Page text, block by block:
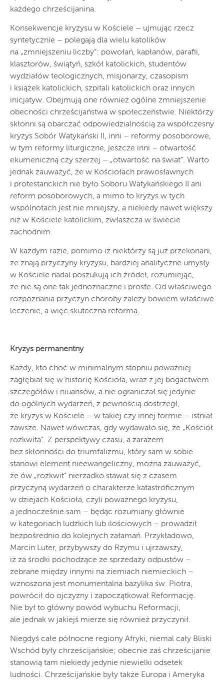
każdego chrześcijanina.
Konsekwencje kryzysu w Kościele – ujmując rzecz
syntetycznie – polegają dla wielu katolików
na „zmniejszeniu liczby”: powołań, kapłanów, parafii,
klasztorów, świątyń, szkół katolickich, studentów
wydziałów teologicznych, misjonarzy, czasopism
i książek katolickich, szpitali katolickich oraz innych
inicjatyw. Obejmują one również ogólne zmniejszenie
obecności chrześcijaństwa w społeczeństwie. Niektórzy
skłonni są obarczać odpowiedzialnością za współczesny
kryzys Sobór Watykański II, inni – reformy posoborowe,
w tym reformy liturgiczne, jeszcze inni – otwartość
ekumeniczną czy szerzej – „otwartość na świat”. Warto
jednak zauważyć, że w Kościołach prawosławnych
i protestanckich nie było Soboru Watykańskiego II ani
reform posoborowych, a mimo to kryzys w tych
wspólnotach jest nie mniejszy, a niekiedy nawet większy
niż w Kościele katolickim, zwłaszcza w świecie
zachodnim.
W każdym razie, pomimo iż niektórzy są już przekonani,
że znają przyczyny kryzysu, bardziej analityczne umysły
w Kościele nadal poszukują ich źródeł, rozumiejąc,
że nie są one tak jednoznaczne i proste. Od właściwego
rozpoznania przyczyn choroby zależy bowiem właściwe
leczenie, a więc skuteczna reforma.
Kryzys permanentny
Każdy, kto choć w minimalnym stopniu poważniej
zagłębiał się w historię Kościoła, wraz z jej bogactwem
szczegółów i niuansów, a nie ograniczał się jedynie
do ogólnych wydarzeń, z pewnością dostrzegł,
że kryzys w Kościele – w takiej czy innej formie – istniał
zawsze. Nawet wówczas, gdy wydawało się, że „Kościół
rozkwita”. Z perspektywy czasu, a zarazem
bez skłonności do triumfalizmu, który sam w sobie
stanowi element nieewangeliczny, można zauważyć,
że ów „rozkwit” nierzadko stawał się z czasem
przyczyną wydarzeń o charakterze katastroficznym
w dziejach Kościoła, czyli poważnego kryzysu,
a jednocześnie sam – będąc rozumiany głównie
w kategoriach ludzkich lub ilościowych – prowadził
bezpośrednio do kolejnych załamań. Przykładowo,
Marcin Luter, przybywszy do Rzymu i ujrzawszy,
iż za środki pochodzące ze sprzedaży odpustów –
zebrane między innymi na ziemiach niemieckich –
wznoszona jest monumentalna bazylika św. Piotra,
powrócił do ojczyzny i zapoczątkował Reformację.
Nie był to główny powód wybuchu Reformacji,
ale jednak w jakiejś mierze się również przyczynił.
Niegdyś całe północne regiony Afryki, niemal cały Bliski
Wschód były chrześcijańskie; obecnie zaś chrześcijanie
stanowią tam niekiedy jedynie niewielki odsetek
ludności. Chrześcijańskie były także Europa i Ameryka